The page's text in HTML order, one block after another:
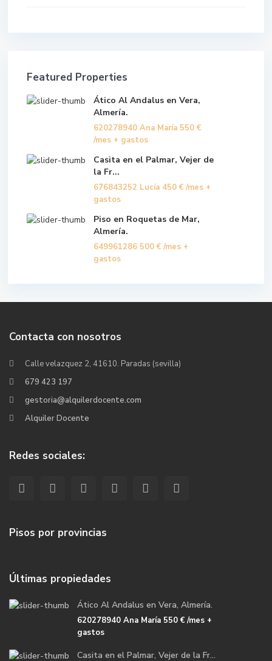
Featured Properties
Ático Al Andalus en Vera,
Almería.
620278940 Ana María 550 €
/mes + gastos
Casita en el Palmar, Vejer de
la Fr...
676843252 Lucía 450 € /mes +
gastos
Piso en Roquetas de Mar,
Almería.
649961286 500 € /mes +
gastos
Contacta con nosotros
Calle velazquez 2, 41610. Paradas (sevilla)
679 423 197
gestoria@alquilerdocente.com
Alquiler Docente
Redes sociales:
Pisos por provincias
Últimas propiedades
Ático Al Andalus en Vera, Almería.
620278940 Ana María 550 €/mes +
gastos
Casita en el Palmar, Vejer de la Fr...